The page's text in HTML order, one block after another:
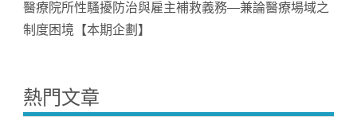
醫療院所性騷擾防治與雇主補救義務—兼論醫療場域之
制度困境【本期企劃】
熱門文章